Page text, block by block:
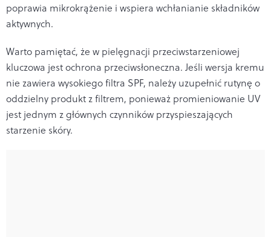
poprawia mikrokrążenie i wspiera wchłanianie składników
aktywnych.
Warto pamiętać, że w pielęgnacji przeciwstarzeniowej
kluczowa jest ochrona przeciwsłoneczna. Jeśli wersja kremu
nie zawiera wysokiego filtra SPF, należy uzupełnić rutynę o
oddzielny produkt z filtrem, ponieważ promieniowanie UV
jest jednym z głównych czynników przyspieszających
starzenie skóry.